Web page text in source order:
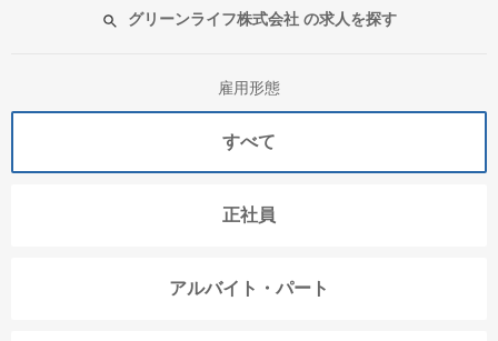
グリーンライフ株式会社 の求人を探す
雇用形態
すべて
正社員
アルバイト・パート